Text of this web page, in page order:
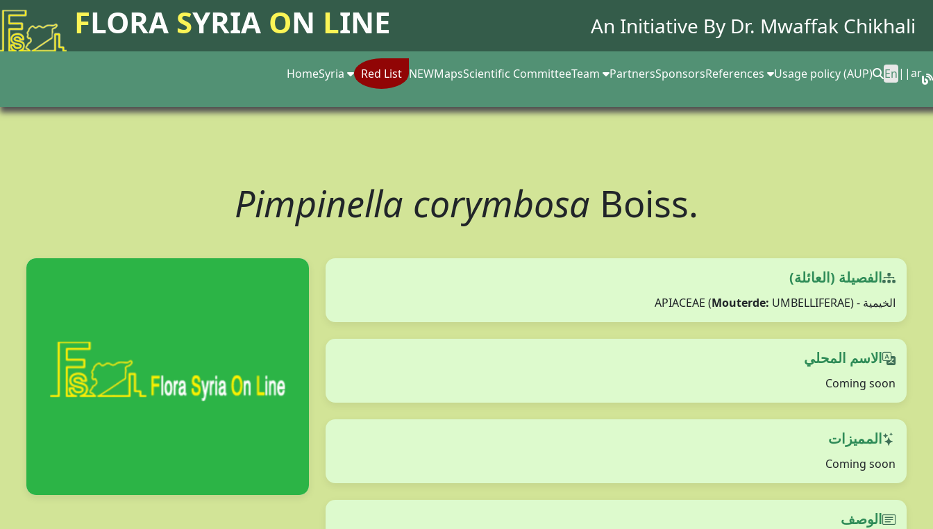
FLORA SYRIA ON LINE An Initiative By Dr. Mwaffak Chikhali
HomeSyria Red List NEWMapsScientific CommitteeTeam PartnersSponsorsReferences Usage policy (AUP) En ||ar
Pimpinella corymbosa Boiss.
الفصيلة (العائلة)
الخيمية - APIACEAE ( Mouterde: UMBELLIFERAE)
الاسم المحلي
Coming soon
المميزات
Coming soon
الوصف